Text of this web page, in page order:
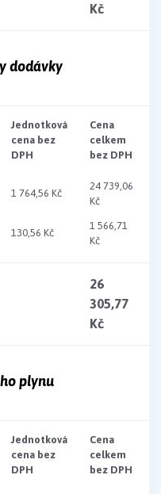
Kč
dodávky
Jednotková
cena bez
DPH
Cena
celkem
bez DPH
1 764,56 Kč
24 739,06
Kč
130,56 Kč
1 566,71
Kč
26
305,77
Kč
plynu
Jednotková
cena bez
DPH
Cena
celkem
bez DPH